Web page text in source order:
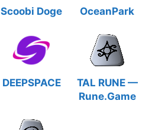
Scoobi Doge OceanPark
DEEPSPACE
TAL RUNE —
Rune.Game